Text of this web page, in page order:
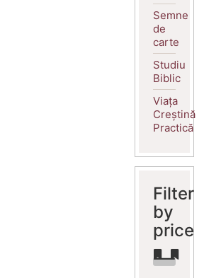
Semne
de
carte
Studiu
Biblic
Viața
Creștină
Practică
Filter
by
price